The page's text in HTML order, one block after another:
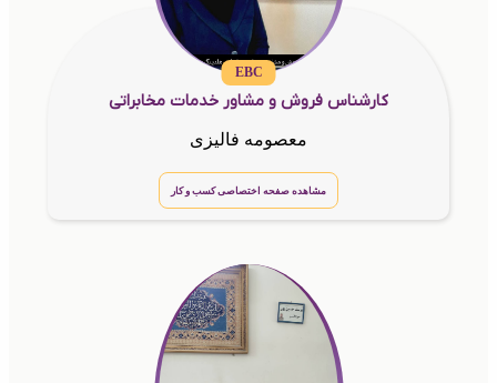
EBC
کارشناس فروش و مشاور خدمات مخابراتی
معصومه فالیزی
مشاهده صفحه اختصاصی کسب و کار